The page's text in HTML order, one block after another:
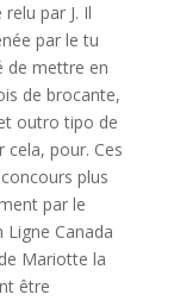
par J. Il
par le tu
de mettre en
de brocante,
outro tipo de
pour. Ces
plus
par le
Ligne Canada
Mariotte la
être